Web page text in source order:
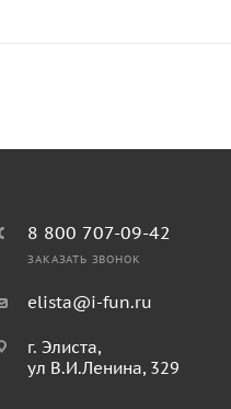
8 800 707-09-42
ЗАКАЗАТЬ ЗВОНОК
elista@i-fun.ru
г. Элиста,
ул В.И.Ленина, 329